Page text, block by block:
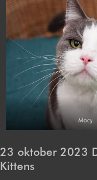
Macy
23 oktober 2023
Kittens